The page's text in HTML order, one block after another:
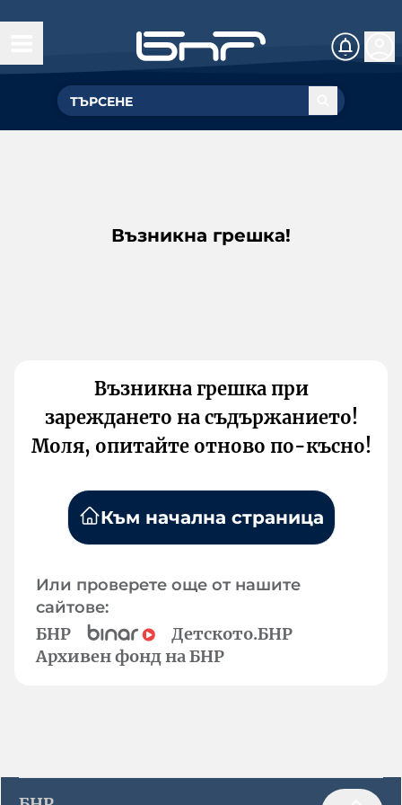
Възникна грешка!
Възникна грешка при
зареждането на съдържанието!
Моля, опитайте отново по-късно!
Към начална страница
Или проверете още от нашите
сайтове:
БНР
Детското.БНР
Архивен фонд на БНР